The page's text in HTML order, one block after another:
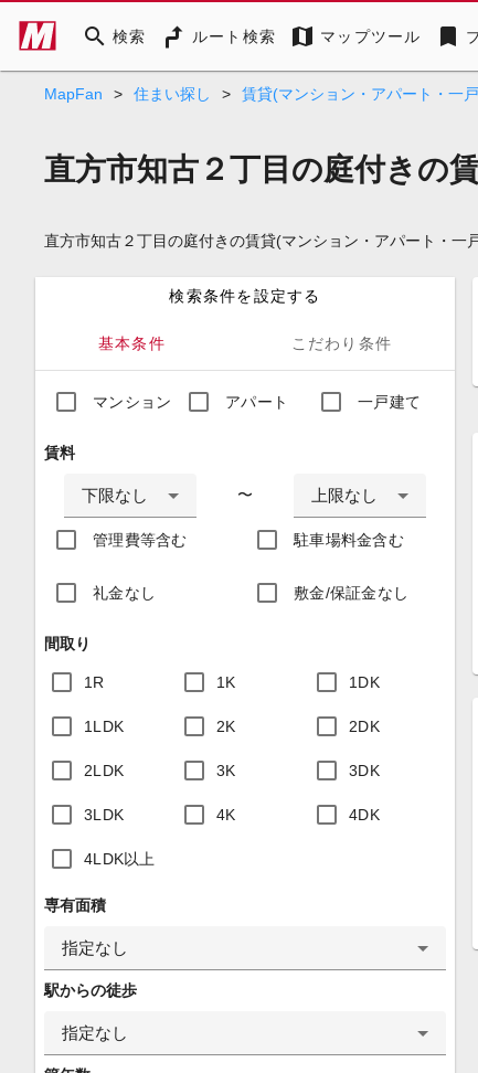
search 検索 ルート検索 map マップツール bookmark
MapFan > 住まい探し > 賃貸(マンション・アパート・一
直方市知古２丁目の庭付きの
直方市知古２丁目の庭付きの賃貸(マンション・アパート・一
検索条件を設定する
基本条件 こだわり条件
マンション アパート 一戸建て
賃料
下限なし 〜 上限なし
管理費等含む 駐車場料金含む
礼金なし 敷金/保証金なし
間取り
1R 1K 1DK
1LDK 2K 2DK
2LDK 3K 3DK
3LDK 4K 4DK
4LDK以上
専有面積
指定なし
駅からの徒歩
指定なし